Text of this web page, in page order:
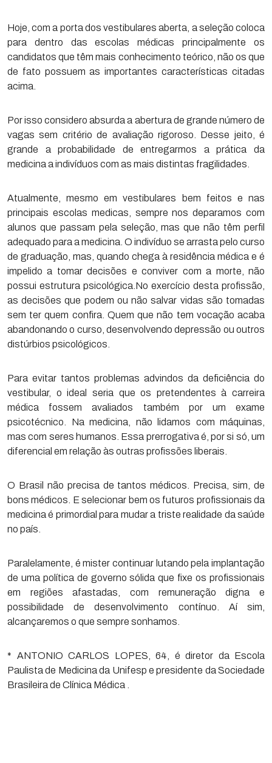
Hoje, com a porta dos vestibulares aberta, a seleção coloca
para dentro das escolas médicas principalmente os
candidatos que têm mais conhecimento teórico, não os que
de fato possuem as importantes características citadas
acima.
Por isso considero absurda a abertura de grande número de
vagas sem critério de avaliação rigoroso. Desse jeito, é
grande a probabilidade de entregarmos a prática da
medicina a indivíduos com as mais distintas fragilidades.
Atualmente, mesmo em vestibulares bem feitos e nas
principais escolas medicas, sempre nos deparamos com
alunos que passam pela seleção, mas que não têm perfil
adequado para a medicina. O indivíduo se arrasta pelo curso
de graduação, mas, quando chega à residência médica e é
impelido a tomar decisões e conviver com a morte, não
possui estrutura psicológica.No exercício desta profissão,
as decisões que podem ou não salvar vidas são tomadas
sem ter quem confira. Quem que não tem vocação acaba
abandonando o curso, desenvolvendo depressão ou outros
distúrbios psicológicos.
Para evitar tantos problemas advindos da deficiência do
vestibular, o ideal seria que os pretendentes à carreira
médica fossem avaliados também por um exame
psicotécnico. Na medicina, não lidamos com máquinas,
mas com seres humanos. Essa prerrogativa é, por si só, um
diferencial em relação às outras profissões liberais.
O Brasil não precisa de tantos médicos. Precisa, sim, de
bons médicos. E selecionar bem os futuros profissionais da
medicina é primordial para mudar a triste realidade da saúde
no país.
Paralelamente, é mister continuar lutando pela implantação
de uma política de governo sólida que fixe os profissionais
em regiões afastadas, com remuneração digna e
possibilidade de desenvolvimento contínuo. Aí sim,
alcançaremos o que sempre sonhamos.
* ANTONIO CARLOS LOPES, 64, é diretor da Escola
Paulista de Medicina da Unifesp e presidente da Sociedade
Brasileira de Clínica Médica .